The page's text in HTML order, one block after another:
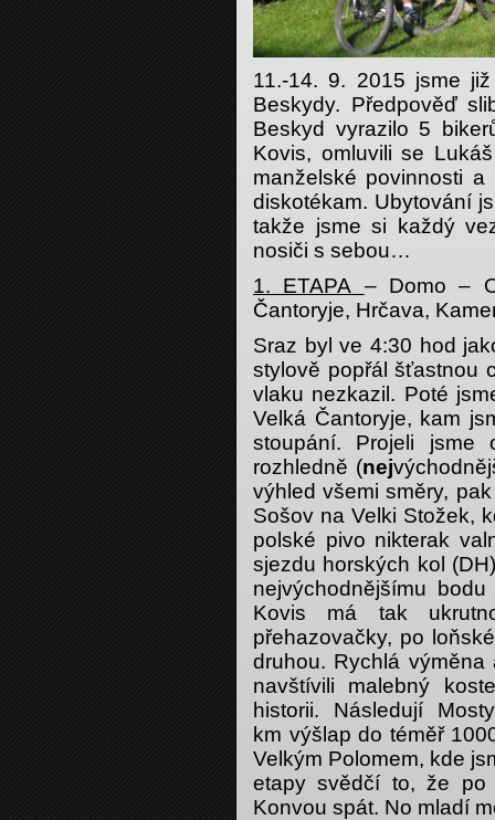
11.-14. 9. 2015 jsme
Beskydy. Předpověď
Beskyd vyrazilo 5
Kovis, omluvili se
manželské povinnosti
diskotékam. Ubytování
takže jsme si každý
nosiči s sebou…
1. ETAPA – Domo –
Čantoryje, Hrčava,
Sraz byl ve 4:30 hod
stylově popřál šťastnou
vlaku nezkazil. Poté
Velká Čantoryje, kam
stoupání. Projeli
rozhledně (nej
výhled všemi směry,
Sošov na Velki Stožek,
polské pivo nikterak
sjezdu horských kol
nejvýchodnějšímu
Kovis má tak
přehazovačky, po
druhou. Rychlá
navštívili malebný
historii. Následují
km výšlap do téměř
Velkým Polomem, kde
etapy svědčí to, že
Konvou spát. No mladí